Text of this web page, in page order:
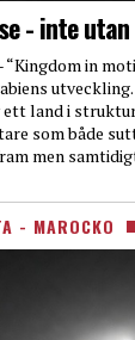
- inte
“Kingdom in
land i
som både
men
- MAROCKO